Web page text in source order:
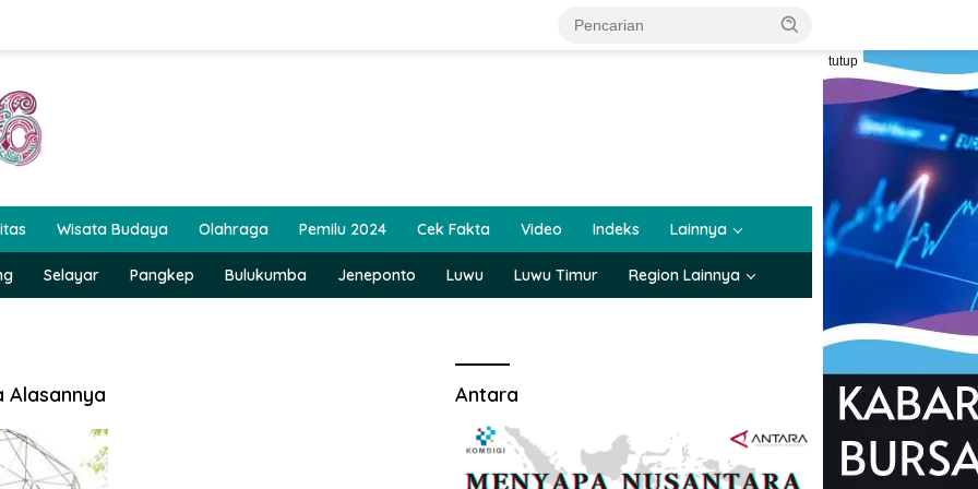
tutup
Wisata Budaya Olahraga Pemilu 2024 Cek Fakta Video Indeks Lainnya
Selayar Pangkep Bulukumba Jeneponto Luwu Luwu Timur Region Lainnya
Alasannya Antara